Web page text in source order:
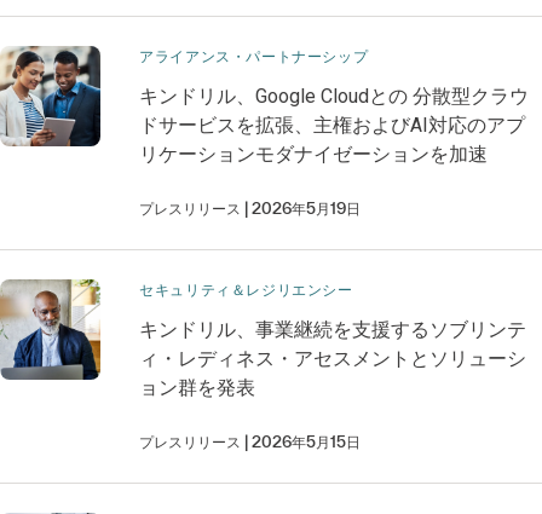
アライアンス・パートナーシップ
​​キンドリル、Google Cloudとの​​ ​​分散型クラウ
ドサービスを拡張、主権およびAI対応のアプ
リケーションモダナイゼーションを加速​
プレスリリース 2026年5月19日
セキュリティ＆レジリエンシー
キンドリル、事業継続を支援するソブリンテ
ィ・レディネス・アセスメントとソリューシ
ョン群を発表
プレスリリース 2026年5月15日